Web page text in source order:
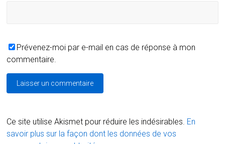
Prévenez-moi par e-mail en cas de réponse à mon
commentaire.
Ce site utilise Akismet pour réduire les indésirables. En
savoir plus sur la façon dont les données de vos